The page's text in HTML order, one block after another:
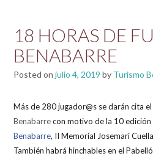
18 HORAS DE
BENABARRE
Posted on julio 4, 2019 by Turismo
Más de 280 jugador@s se darán cita
Benabarrecon motivo de la 10 edición
Benabarre, II Memorial Josemari
También habrá hinchables en el